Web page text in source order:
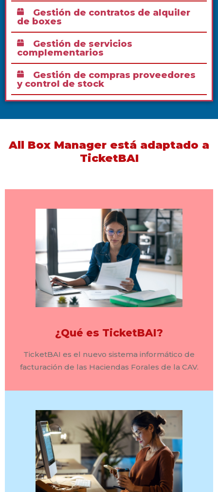
Gestión de contratos de alquiler
de boxes
Gestión de servicios
complementarios
Gestión de compras proveedores
y control de stock
All Box Manager está adaptado a
TicketBAI
¿Qué es TicketBAI?
TicketBAI es el nuevo sistema informático de
facturación de las Haciendas Forales de la CAV.